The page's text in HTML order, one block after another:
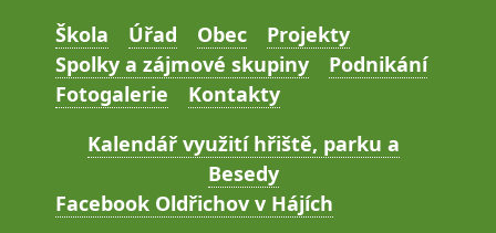
Škola Úřad Obec
Projekty
Spolky a zájmové skupiny
Podnikání
Fotogalerie
Kontakty
Kalendář využití hřiště, parku a
Besedy
Facebook Oldřichov v Hájích